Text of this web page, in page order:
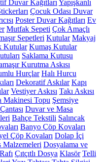
Duvar Kağıtları Yapışkanlı
Çocuk Odası Duvar
Poster Duvar Kağıtları Ev
Mutfak Sepeti Çok Amaçlı
Sepetleri Kutular Makyaj
Kutular Kumaş Kutular
Saklama Kutusu
Kurutma Askısı
Hurçlar Halı Hurcu
Dekoratif Askılar Kapı
Vestiyer Askısı Takı Askısı
Makinesi Topu Şemsiye
Duvar ve Masa
Bahçe Tekstili Salıncak
Banyo Çöp Kovaları
Çöp Kovaları Dolap İçi
Malzemeleri Dosyalama ve
Çıtçıtlı Dosya Klasör Telli